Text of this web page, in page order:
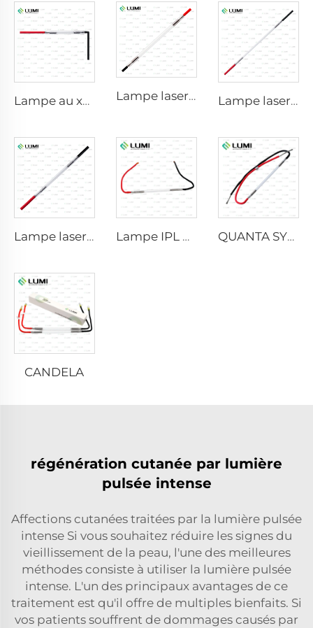
Lampe au xénon IPL P1541 – 9×45×100 mm Lampe laser au xénon L2741 – 7×100×167 mm Lampe laser au xénon L2851-5×105×175 mm
Lampe laser au xénon L2021-7×65×130 mm Lampe IPL P2021-7×65×130 mm QUANTA SYSTEM
CANDELA
régénération cutanée par lumière
pulsée intense
Affections cutanées traitées par la lumière pulsée
intense Si vous souhaitez réduire les signes du
vieillissement de la peau, l'une des meilleures
méthodes consiste à utiliser la lumière pulsée
intense. L'un des principaux avantages de ce
traitement est qu'il offre de multiples bienfaits. Si
vos patients souffrent de dommages causés par